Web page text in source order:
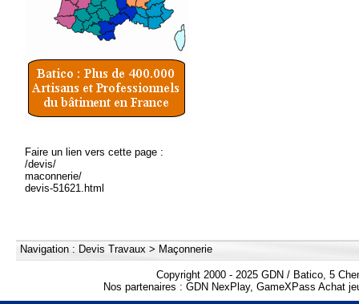
Faire un lien vers cette page :
/devis/
maconnerie/
devis-51621.html
Navigation : Devis Travaux > Maçonnerie
Copyright 2000 - 2025 GDN / Batico, 5
Nos partenaires : GDN NexPlay, GameXPass Achat